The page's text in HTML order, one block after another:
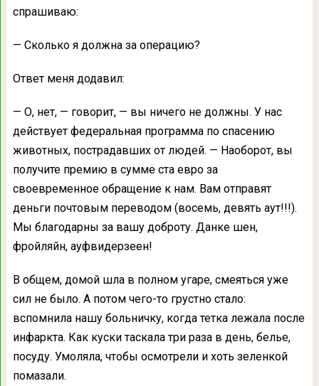
спрашиваю:
— Сколько я должна за операцию?
Ответ меня додавил:
— О, нет, — говорит, — вы ничего не должны. У нас
действует федеральная программа по спасению
животных, пострадавших от людей. — Наоборот, вы
получите премию в сумме ста евро за
своевременное обращение к нам. Вам отправят
деньги почтовым переводом (восемь, девять аут!!!).
Мы благодарны за вашу доброту. Данке шен,
фройляйн, ауфвидерзеен!
В общем, домой шла в полном угаре, смеяться уже
сил не было. А потом чего-то грустно стало:
вспомнила нашу больничку, когда тетка лежала после
инфаркта. Как куски таскала три раза в день, белье,
посуду. Умоляла, чтобы осмотрели и хоть зеленкой
помазали.